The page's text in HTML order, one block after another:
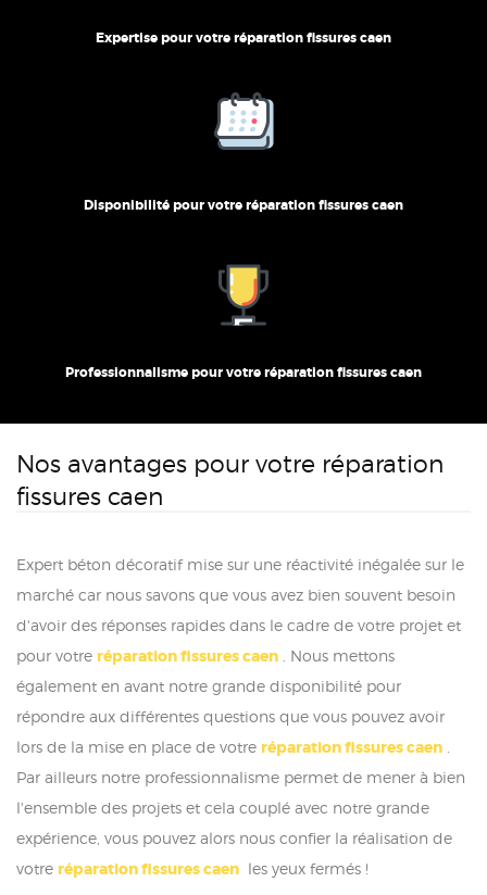
Expertise pour votre réparation fissures caen
Disponibilité pour votre réparation fissures caen
Professionnalisme pour votre réparation fissures caen
Nos avantages pour votre réparation
fissures caen
Expert béton décoratif mise sur une réactivité inégalée sur le
marché car nous savons que vous avez bien souvent besoin
d'avoir des réponses rapides dans le cadre de votre projet et
pour votre réparation fissures caen . Nous mettons
également en avant notre grande disponibilité pour
répondre aux différentes questions que vous pouvez avoir
lors de la mise en place de votre réparation fissures caen
Par ailleurs notre professionnalisme permet de mener à bien
l'ensemble des projets et cela couplé avec notre grande
expérience, vous pouvez alors nous confier la réalisation de
votre réparation fissures caen les yeux fermés !